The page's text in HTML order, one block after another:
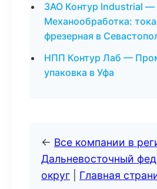
ЗАО Контур Industrial —
Механообработка:
фрезерная в
НПП Контур Лаб —
упаковка в Уфа
← Все компании в
Дальневосточный
округ
Главная